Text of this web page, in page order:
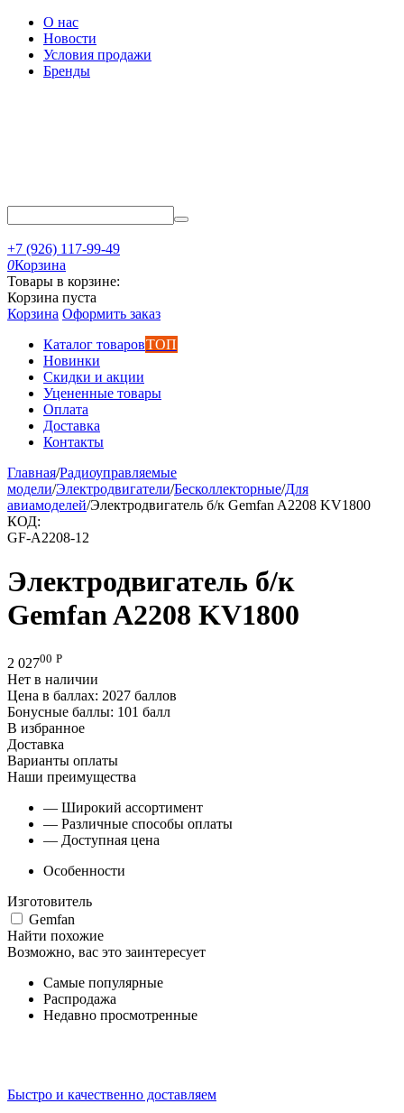
О нас
Новости
Условия продажи
Бренды
+7 (926) 117-99-49
0Корзина
Товары в корзине:
Корзина пуста
Корзина Оформить заказ
Каталог товаровТОП
Новинки
Скидки и акции
Уцененные товары
Оплата
Доставка
Контакты
Главная/Радиоуправляемые
модели/Электродвигатели/Бесколлекторные/Для
авиамоделей/Электродвигатель б/к Gemfan A2208 KV1800
КОД:
GF-A2208-12
Электродвигатель б/к
Gemfan A2208 KV1800
2 02700 Р
Нет в наличии
Цена в баллах: 2027 баллов
Бонусные баллы: 101 балл
В избранное
Доставка
Варианты оплаты
Наши преимущества
— Широкий ассортимент
— Различные способы оплаты
— Доступная цена
Особенности
Изготовитель
Gemfan
Найти похожие
Возможно, вас это заинтересует
Самые популярные
Распродажа
Недавно просмотренные
Быстро и качественно доставляем